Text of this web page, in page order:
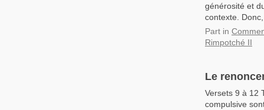
générosité et
contexte.
Part in
Rimpotché II
Le
Versets 9 à 12
compulsive